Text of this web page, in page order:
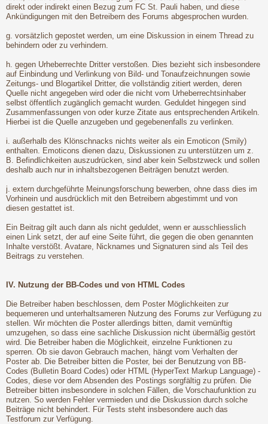
direkt oder indirekt einen Bezug zum FC St. Pauli haben, und diese
Ankündigungen mit den Betreibern des Forums abgesprochen wurden.
g. vorsätzlich gepostet werden, um eine Diskussion in einem Thread zu
behindern oder zu verhindern.
h. gegen Urheberrechte Dritter verstoßen. Dies bezieht sich insbesondere
auf Einbindung und Verlinkung von Bild- und Tonaufzeichnungen sowie
Zeitungs- und Blogartikel Dritter, die vollständig zitiert werden, deren
Quelle nicht angegeben wird oder die nicht vom Urheberrechtsinhaber
selbst öffentlich zugänglich gemacht wurden. Geduldet hingegen sind
Zusammenfassungen von oder kurze Zitate aus entsprechenden Artikeln.
Hierbei ist die Quelle anzugeben und gegebenenfalls zu verlinken.
i. außerhalb des Klönschnacks nichts weiter als ein Emoticon (Smily)
enthalten. Emoticons dienen dazu, Diskussionen zu unterstützen um z.
B. Befindlichkeiten auszudrücken, sind aber kein Selbstzweck und sollen
deshalb auch nur in inhaltsbezogenen Beiträgen benutzt werden.
j. extern durchgeführte Meinungsforschung bewerben, ohne dass dies im
Vorhinein und ausdrücklich mit den Betreibern abgestimmt und von
diesen gestattet ist.
Ein Beitrag gilt auch dann als nicht geduldet, wenn er ausschliesslich
einen Link setzt, der auf eine Seite führt, die gegen die oben genannten
Inhalte verstößt. Avatare, Nicknames und Signaturen sind als Teil des
Beitrags zu verstehen.
IV. Nutzung der BB-Codes und von HTML Codes
Die Betreiber haben beschlossen, dem Poster Möglichkeiten zur
bequemeren und unterhaltsameren Nutzung des Forums zur Verfügung zu
stellen. Wir möchten die Poster allerdings bitten, damit vernünftig
umzugehen, so dass eine sachliche Diskussion nicht übermäßig gestört
wird. Die Betreiber haben die Möglichkeit, einzelne Funktionen zu
sperren. Ob sie davon Gebrauch machen, hängt vom Verhalten der
Poster ab. Die Betreiber bitten die Poster, bei der Benutzung von BB-
Codes (Bulletin Board Codes) oder HTML (HyperText Markup Language) -
Codes, diese vor dem Absenden des Postings sorgfältig zu prüfen. Die
Betreiber bitten insbesondere in solchen Fällen, die Vorschaufunktion zu
nutzen. So werden Fehler vermieden und die Diskussion durch solche
Beiträge nicht behindert. Für Tests steht insbesondere auch das
Testforum zur Verfügung.